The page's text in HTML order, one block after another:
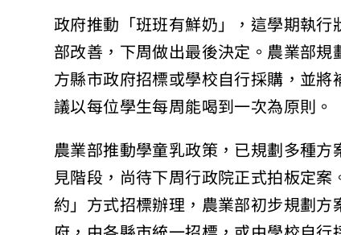
政府推動「班班有鮮奶」，這學期執
部改善，下周做出最後決定。農業部
方縣市政府招標或學校自行採購，並
議以每位學生每周能喝到一次為原則。
農業部推動學童乳政策，已規劃多種
見階段，尚待下周行政院正式拍板定
約」方式招標辦理，農業部初步規劃